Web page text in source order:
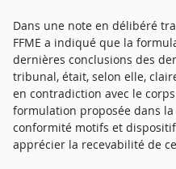
Dans une note en délibéré
FFME a indiqué que la
dernières conclusions des
tribunal, était, selon elle,
en contradiction avec le
formulation proposée dans
conformité motifs et
apprécier la recevabilité de